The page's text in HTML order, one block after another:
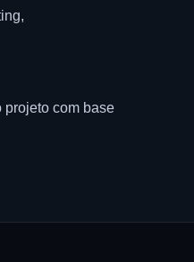
projeto com base